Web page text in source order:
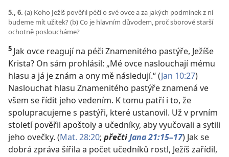
5., 6. (a) Koho Ježíš pověřil péčí o své ovce a za jakých podmínek z ní
budeme mít užitek? (b) Co je hlavním důvodem, proč sborové starší
ochotně posloucháme?
5 Jak ovce reagují na péči Znamenitého pastýře, Ježíše
Krista? On sám prohlásil: „Mé ovce naslouchají mému
hlasu a já je znám a ony mě následují.“ (Jan 10:27)
Naslouchat hlasu Znamenitého pastýře znamená ve
všem se řídit jeho vedením. K tomu patří i to, že
spolupracujeme s pastýři, které ustanovil. Už v prvním
století pověřil apoštoly a učedníky, aby vyučovali a sytili
jeho ovečky. (Mat. 28:20; přečtiJana 21:15–17) Jak se
dobrá zpráva šířila a počet učedníků rostl, Ježíš zařídil,